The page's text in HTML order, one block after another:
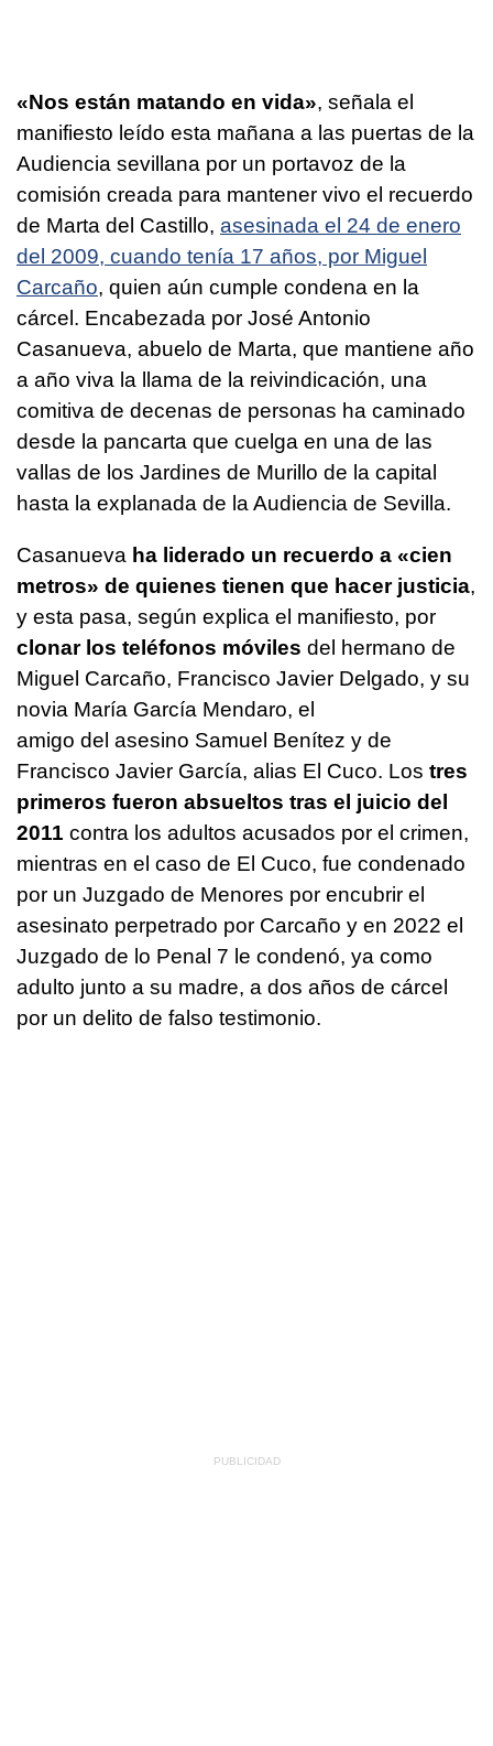
«Nos están matando en vida», señala el
manifiesto leído esta mañana a las puertas de la
Audiencia sevillana por un portavoz de la
comisión creada para mantener vivo el recuerdo
de Marta del Castillo, asesinada el 24 de enero
del 2009, cuando tenía 17 años, por Miguel
Carcaño, quien aún cumple condena en la
cárcel. Encabezada por José Antonio
Casanueva, abuelo de Marta, que mantiene año
a año viva la llama de la reivindicación, una
comitiva de decenas de personas ha caminado
desde la pancarta que cuelga en una de las
vallas de los Jardines de Murillo de la capital
hasta la explanada de la Audiencia de Sevilla.
Casanueva ha liderado un recuerdo a «cien
metros» de quienes tienen que hacer justicia,
y esta pasa, según explica el manifiesto, por
clonar los teléfonos móviles del hermano de
Miguel Carcaño, Francisco Javier Delgado, y su
novia María García Mendaro, el
amigo del asesino Samuel Benítez y de
Francisco Javier García, alias El Cuco. Los tres
primeros fueron absueltos tras el juicio del
2011 contra los adultos acusados por el crimen,
mientras en el caso de El Cuco, fue condenado
por un Juzgado de Menores por encubrir el
asesinato perpetrado por Carcaño y en 2022 el
Juzgado de lo Penal 7 le condenó, ya como
adulto junto a su madre, a dos años de cárcel
por un delito de falso testimonio.